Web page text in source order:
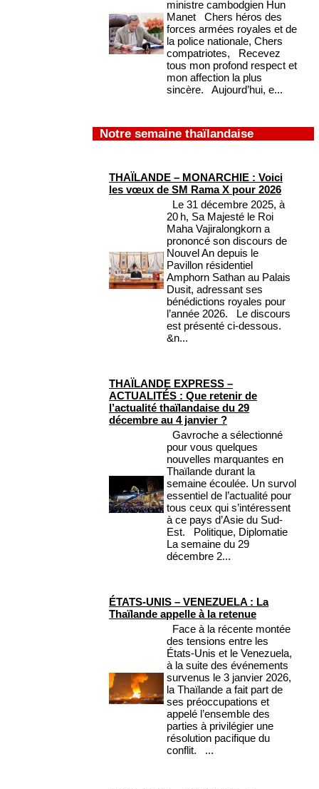
ministre cambodgien Hun
Manet Chers héros des
forces armées royales et de
la police nationale, Chers
compatriotes, Recevez
tous mon profond respect et
mon affection la plus
sincère. Aujourd’hui, e...
Notre semaine thaïlandaise
THAÏLANDE – MONARCHIE : Voici
les vœux de SM Rama X pour 2026
Le 31 décembre 2025, à
20 h, Sa Majesté le Roi
Maha Vajiralongkorn a
prononcé son discours de
Nouvel An depuis le
Pavillon résidentiel
Amphorn Sathan au Palais
Dusit, adressant ses
bénédictions royales pour
l’année 2026. Le discours
est présenté ci-dessous.
&n...
THAÏLANDE EXPRESS –
ACTUALITÉS : Que retenir de
l’actualité thaïlandaise du 29
décembre au 4 janvier ?
Gavroche a sélectionné
pour vous quelques
nouvelles marquantes en
Thaïlande durant la
semaine écoulée. Un survol
essentiel de l’actualité pour
tous ceux qui s’intéressent
à ce pays d’Asie du Sud-
Est. Politique, Diplomatie
La semaine du 29
décembre 2...
ÉTATS-UNIS – VENEZUELA : La
Thaïlande appelle à la retenue
Face à la récente montée
des tensions entre les
États-Unis et le Venezuela,
à la suite des événements
survenus le 3 janvier 2026,
la Thaïlande a fait part de
ses préoccupations et
appelé l’ensemble des
parties à privilégier une
résolution pacifique du
conflit. ...